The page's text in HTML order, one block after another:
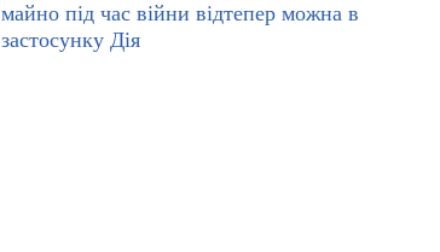
майно під час війни відтепер можна в
застосунку Дія